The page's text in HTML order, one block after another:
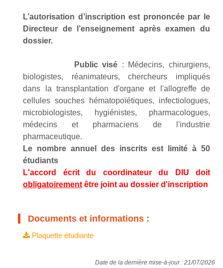
L’autorisation d’inscription est prononcée par le
Directeur de l’enseignement après examen du
dossier.
Public visé : Médecins, chirurgiens,
biologistes, réanimateurs, chercheurs impliqués
dans la transplantation d'organe et l'allogreffe de
cellules souches hématopoïétiques, infectiologues,
microbiologistes, hygiénistes, pharmacologues,
médecins et pharmaciens de l'industrie
pharmaceutique.
Le nombre annuel des inscrits est limité à 50
étudiants
L'accord écrit du coordinateur du DIU doit
obligatoirement être joint au dossier d'inscription
Documents et informations :
Plaquette étudiante
Date de la dernière mise-à-jour : 21/07/2026